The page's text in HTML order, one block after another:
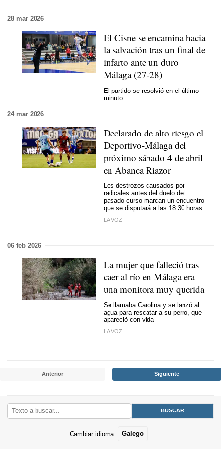
28 mar 2026
El Cisne se encamina hacia
la salvación tras un final de
infarto ante un duro
Málaga (27-28)
El partido se resolvió en el último
minuto
24 mar 2026
Declarado de alto riesgo el
Deportivo-Málaga del
próximo sábado 4 de abril
en Abanca Riazor
Los destrozos causados por
radicales antes del duelo del
pasado curso marcan un encuentro
que se disputará a las 18.30 horas
LA VOZ
06 feb 2026
La mujer que falleció tras
caer al río en Málaga era
una monitora muy querida
Se llamaba Carolina y se lanzó al
agua para rescatar a su perro, que
apareció con vida
LA VOZ
Anterior Siguiente
Cambiar idioma: Galego